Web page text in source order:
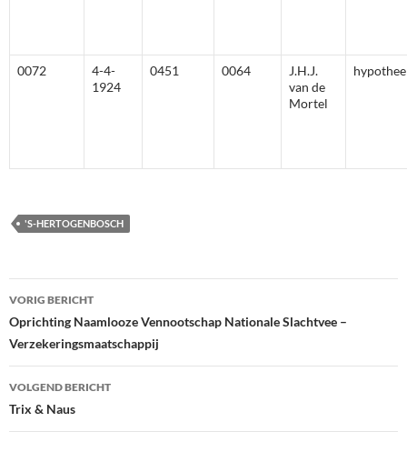
0072
4-4-
1924
0451 0064
J.H.J.
van de
Mortel
'S-HERTOGENBOSCH
Bericht
navigatie
VORIG BERICHT
Oprichting Naamlooze Vennootschap Nationale Slachtvee –
Verzekeringsmaatschappij
VOLGEND BERICHT
Trix & Naus